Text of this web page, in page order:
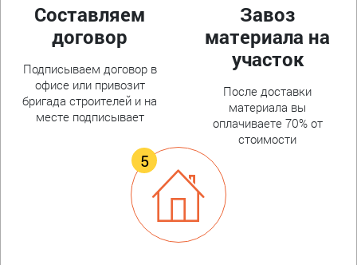
Составляем
договор
Подписываем договор в
офисе или привозит
бригада строителей и на
месте подписывает
Завоз
материала на
участок
После доставки
материала вы
оплачиваете 70% от
стоимости